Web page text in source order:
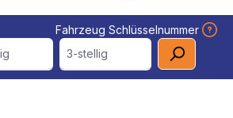
Fahrzeug Schlüsselnummer
3-stellig